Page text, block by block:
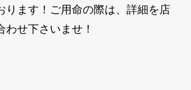
ります！ご用命の際は、詳細を店
わせ下さいませ！